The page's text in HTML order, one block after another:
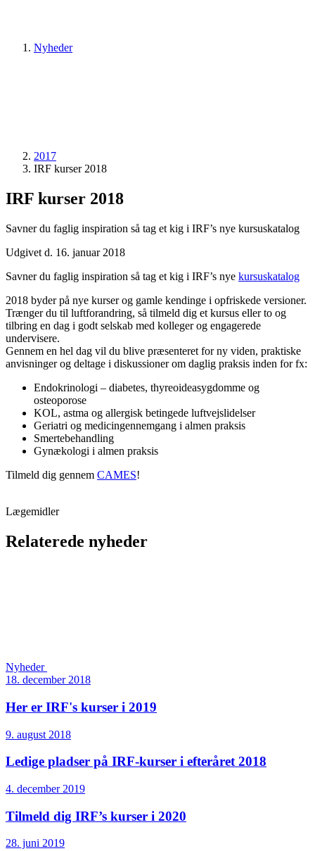
Nyheder
2017
IRF kurser 2018
IRF kurser 2018
Savner du faglig inspiration så tag et kig i IRF’s nye kursuskatalog
Udgivet d. 16. januar 2018
Savner du faglig inspiration så tag et kig i IRF’s nye kursuskatalog
2018 byder på nye kurser og gamle kendinge i opfriskede versioner.
Trænger du til luftforandring, så tilmeld dig et kursus eller to og
tilbring en dag i godt selskab med kolleger og engagerede
undervisere.
Gennem en hel dag vil du blive præsenteret for ny viden, praktiske
anvisninger og deltage i diskussioner om daglig praksis inden for fx:
Endokrinologi – diabetes, thyreoideasygdomme og
osteoporose
KOL, astma og allergisk betingede luftvejslidelser
Geriatri og medicingennemgang i almen praksis
Smertebehandling
Gynækologi i almen praksis
Tilmeld dig gennem CAMES!
Lægemidler
Relaterede nyheder
Nyheder
18. december 2018
Her er IRF's kurser i 2019
9. august 2018
Ledige pladser på IRF-kurser i efteråret 2018
4. december 2019
Tilmeld dig IRF’s kurser i 2020
28. juni 2019